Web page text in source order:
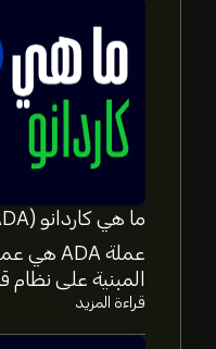
ما هي كاردانو (ADA) وكيف تعمل
المبنية على نظام
قراءة المزيد